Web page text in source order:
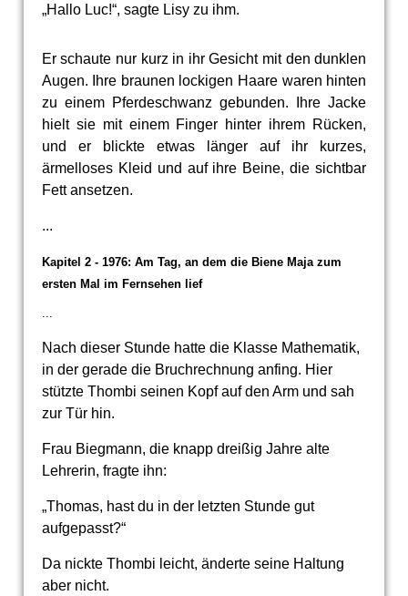
„Hallo Luc!“, sagte Lisy zu ihm.
Er schaute nur kurz in ihr Gesicht mit den dunklen
Augen. Ihre braunen lockigen Haare waren hinten
zu einem Pferdeschwanz gebunden. Ihre Jacke
hielt sie mit einem Finger hinter ihrem Rücken,
und er blickte etwas länger auf ihr kurzes,
ärmelloses Kleid und auf ihre Beine, die sichtbar
Fett ansetzen.
...
Kapitel 2 - 1976: Am Tag, an dem die Biene Maja zum
ersten Mal im Fernsehen lief
Nach dieser Stunde hatte die Klasse Mathematik,
in der gerade die Bruchrechnung anfing. Hier
stützte Thombi seinen Kopf auf den Arm und sah
zur Tür hin.
Frau Biegmann, die knapp dreißig Jahre alte
Lehrerin, fragte ihn:
„Thomas, hast du in der letzten Stunde gut
aufgepasst?“
Da nickte Thombi leicht, änderte seine Haltung
aber nicht.